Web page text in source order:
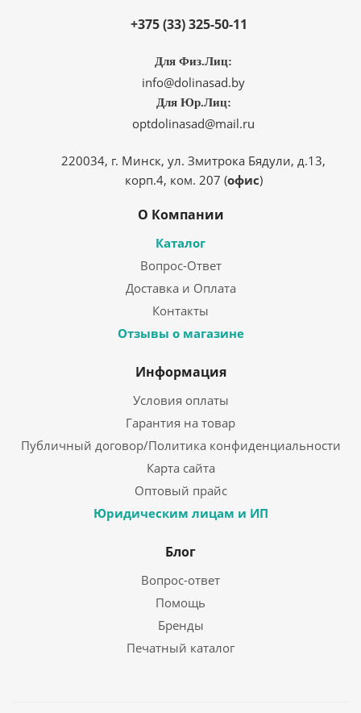
+375 (33) 325-50-11
Для Физ.Лиц:
info@dolinasad.by
Для Юр.Лиц:
optdolinasad@mail.ru
220034, г. Минск, ул. Змитрока Бядули, д.13,
корп.4, ком. 207 (офис)
О Компании
Каталог
Вопрос-Ответ
Доставка и Оплата
Контакты
Отзывы о магазине
Информация
Условия оплаты
Гарантия на товар
Публичный договор/Политика конфиденциальности
Карта сайта
Оптовый прайс
Юридическим лицам и ИП
Блог
Вопрос-ответ
Помощь
Бренды
Печатный каталог